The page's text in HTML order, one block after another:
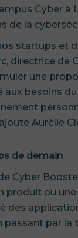
Cyber à
de la
startups et
directrice de
une
besoins
Aurélie
de demain
Cyber
produit ou
des
passant par la